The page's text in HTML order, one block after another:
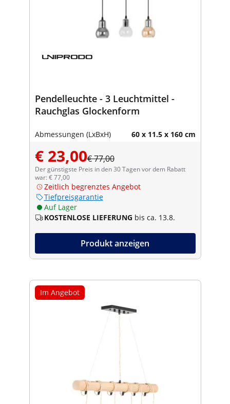
Pendelleuchte - 3 Leuchtmittel -
Rauchglas Glockenform
Abmessungen (LxBxH) 60 x 11.5 x 160 cm
€ 23,00€ 77,00
Der günstigste Preis in den 30 Tagen vor dem Rabatt
war: € 77,00
Zeitlich begrenztes Angebot
Tiefpreisgarantie
Auf Lager
KOSTENLOSE LIEFERUNG bis ca. 13.8.
Produkt anzeigen
Im Angebot